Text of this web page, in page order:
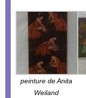
peinture de Anita
Weiland